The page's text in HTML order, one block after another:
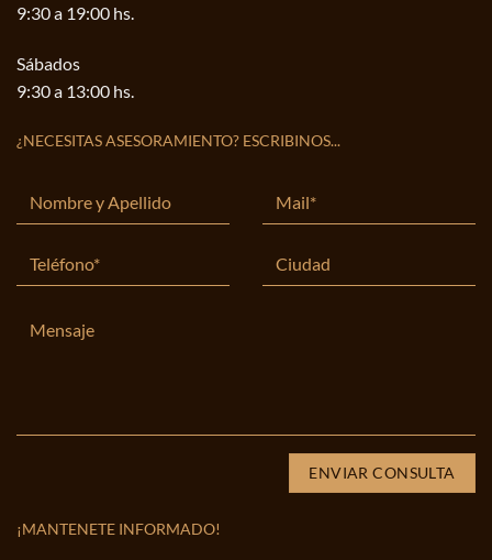
9:30 a 19:00 hs.
Sábados
9:30 a 13:00 hs.
¿NECESITAS ASESORAMIENTO? ESCRIBINOS...
¡MANTENETE INFORMADO!